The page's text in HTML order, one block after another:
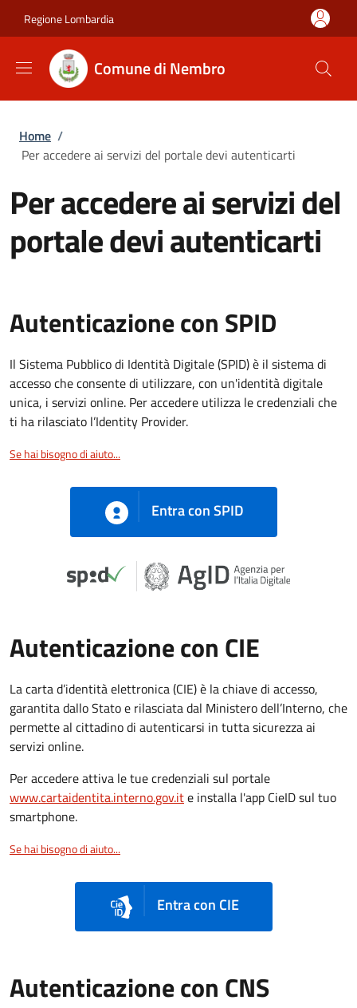
Regione Lombardia
Comune di Nembro
Briciole di pane
Home /
Per accedere ai servizi del portale devi autenticarti
Per accedere ai servizi del
portale devi autenticarti
Autenticazione con SPID
Il Sistema Pubblico di Identità Digitale (SPID) è il sistema di
accesso che consente di utilizzare, con un'identità digitale
unica, i servizi online. Per accedere utilizza le credenziali che
ti ha rilasciato l’Identity Provider.
Se hai bisogno di aiuto...
Entra con SPID
Autenticazione con CIE
La carta d’identità elettronica (CIE) è la chiave di accesso,
garantita dallo Stato e rilasciata dal Ministero dell’Interno, che
permette al cittadino di autenticarsi in tutta sicurezza ai
servizi online.
Per accedere attiva le tue credenziali sul portale
www.cartaidentita.interno.gov.ite installa l'app CieID sul tuo
smartphone.
Se hai bisogno di aiuto...
Entra con CIE
Autenticazione con CNS